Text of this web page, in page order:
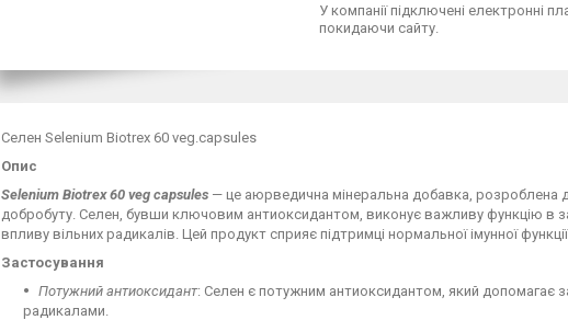
У компанії підключені електронні
покидаючи сайту.
Селен Selenium Biotrex 60 veg.capsules
Опис
Selenium Biotrex 60 veg capsules — це аюрведична мінеральна добавка, розроблена
добробуту. Селен, бувши ключовим антиоксидантом, виконує важливу функцію в
впливу вільних радикалів. Цей продукт сприяє підтримці нормальної імунної
Застосування
Потужний антиоксидант: Селен є потужним антиоксидантом, який допомагає
радикалами.